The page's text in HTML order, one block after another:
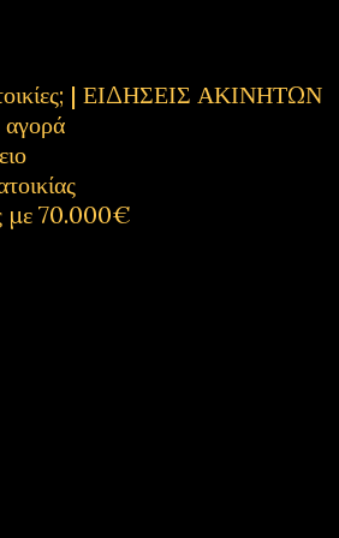
| ΕΙΔΗΣΕΙΣ ΑΚΙΝΗΤΩΝ
αγορά
με 70.000€